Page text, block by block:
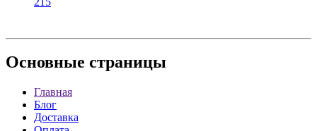
Основные страницы
Главная
Блог
Доставка